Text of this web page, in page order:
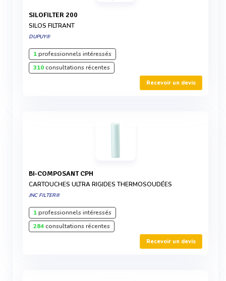
SILOFILTER 200
SILOS FILTRANT
DUPUY®
1professionnels intéressés
310consultations récentes
Recevoir un devis
BI-COMPOSANT CPH
CARTOUCHES ULTRA RIGIDES THERMOSOUDÉES
JNC FILTER®
1professionnels intéressés
284consultations récentes
Recevoir un devis